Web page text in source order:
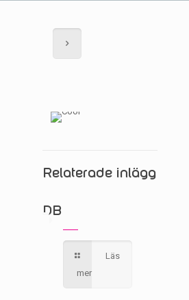
Relaterade inlägg
DB
Läs
mer